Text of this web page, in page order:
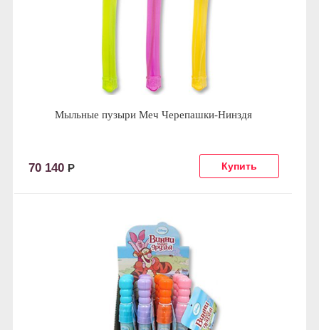
Мыльные пузыри Меч Черепашки-Нинздя
70 140 Р